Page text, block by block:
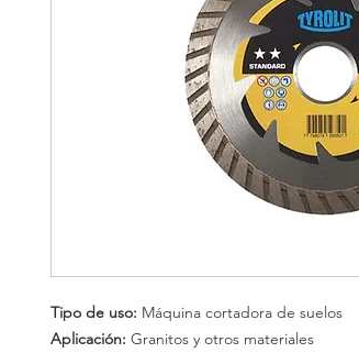
Tipo de uso: Máquina cortadora de suelos
Aplicación: Granitos y otros materiales